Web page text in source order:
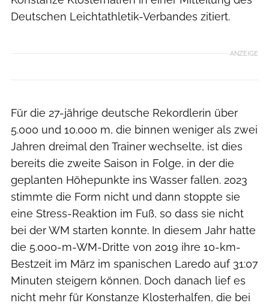
Deutschen Leichtathletik-Verbandes zitiert.
ANZEIGE
Für die 27-jährige deutsche Rekordlerin über
5.000 und 10.000 m, die binnen weniger als zwei
Jahren dreimal den Trainer wechselte, ist dies
bereits die zweite Saison in Folge, in der die
geplanten Höhepunkte ins Wasser fallen. 2023
stimmte die Form nicht und dann stoppte sie
eine Stress-Reaktion im Fuß, so dass sie nicht
bei der WM starten konnte. In diesem Jahr hatte
die 5.000-m-WM-Dritte von 2019 ihre 10-km-
Bestzeit im März im spanischen Laredo auf 31:07
Minuten steigern können. Doch danach lief es
nicht mehr für Konstanze Klosterhalfen, die bei